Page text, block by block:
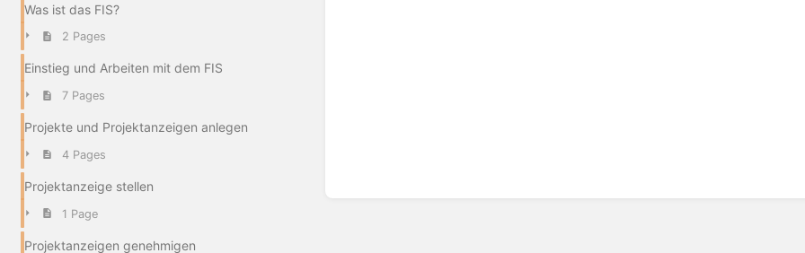
Was ist das FIS?
2 Pages
Einstieg und Arbeiten mit dem FIS
7 Pages
Projekte und Projektanzeigen anlegen
4 Pages
Projektanzeige stellen
1 Page
Projektanzeigen genehmigen